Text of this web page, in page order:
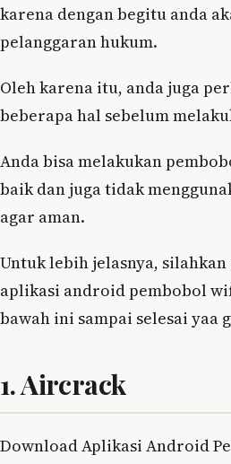
karena dengan begitu anda
pelanggaran hukum.
Oleh karena itu, anda juga
beberapa hal sebelum
Anda bisa melakukan
baik dan juga tidak
agar aman.
Untuk lebih jelasnya,
aplikasi android pembobol
bawah ini sampai selesai yaa
1. Aircrack
Download Aplikasi Android